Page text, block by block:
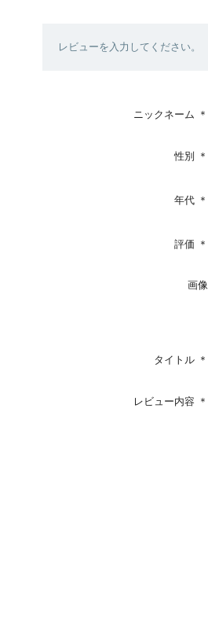
レビューを入力してください。
ニックネーム ＊
性別 ＊
年代 ＊
評価 ＊
画像
タイトル ＊
レビュー内容 ＊